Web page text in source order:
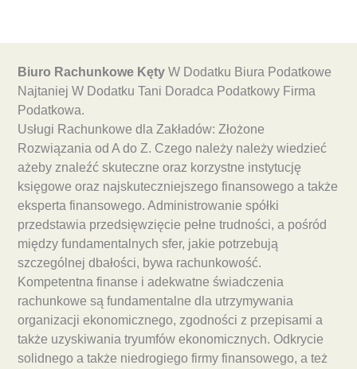
Biuro Rachunkowe Kęty W Dodatku Biura Podatkowe
Najtaniej W Dodatku Tani Doradca Podatkowy Firma
Podatkowa.
Usługi Rachunkowe dla Zakładów: Złożone
Rozwiązania od A do Z. Czego należy należy wiedzieć
ażeby znaleźć skuteczne oraz korzystne instytucję
księgowe oraz najskuteczniejszego finansowego a także
eksperta finansowego. Administrowanie spółki
przedstawia przedsięwzięcie pełne trudności, a pośród
między fundamentalnych sfer, jakie potrzebują
szczególnej dbałości, bywa rachunkowość.
Kompetentna finanse i adekwatne świadczenia
rachunkowe są fundamentalne dla utrzymywania
organizacji ekonomicznego, zgodności z przepisami a
także uzyskiwania tryumfów ekonomicznych. Odkrycie
solidnego a także niedrogiego firmy finansowego, a też